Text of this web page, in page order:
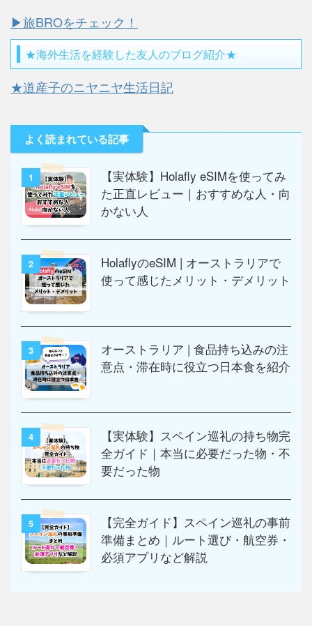
▶旅BROをチェック！
★海外生活を経験した友人のブログ紹介★
★道産子のニヤニヤ生活日記
よく読まれている記事
1
【実体験】Holafly eSIMを使ってみ
た正直レビュー｜おすすめな人・向
かない人
2
HolaflyのeSIM | オーストラリアで
使って感じたメリット・デメリット
3
オーストラリア | 食品持ち込みの注
意点・滞在時に役立つ日本食を紹介
4
【実体験】スペイン巡礼の持ち物完
全ガイド｜本当に必要だった物・不
要だった物
5
【完全ガイド】スペイン巡礼の事前
準備まとめ｜ルート選び・航空券・
必須アプリなど解説